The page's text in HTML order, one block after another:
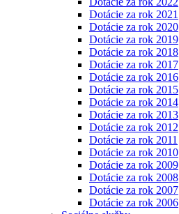
Dotácie za rok 2021
Dotácie za rok 2020
Dotácie za rok 2019
Dotácie za rok 2018
Dotácie za rok 2017
Dotácie za rok 2016
Dotácie za rok 2015
Dotácie za rok 2014
Dotácie za rok 2013
Dotácie za rok 2012
Dotácie za rok 2011
Dotácie za rok 2010
Dotácie za rok 2009
Dotácie za rok 2008
Dotácie za rok 2007
Dotácie za rok 2006